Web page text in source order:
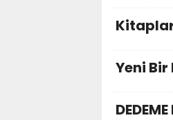
Yeni Bir